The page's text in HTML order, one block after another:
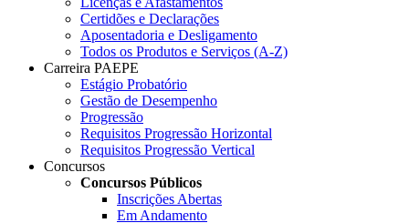
Certidões e Declarações
Aposentadoria e Desligamento
Todos os Produtos e Serviços (A-Z)
Carreira PAEPE
Estágio Probatório
Gestão de Desempenho
Progressão
Requisitos Progressão Horizontal
Requisitos Progressão Vertical
Concursos
Concursos Públicos
Inscrições Abertas
Em Andamento